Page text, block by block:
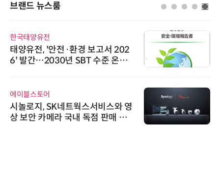
브랜드 뉴스룸
한국태양유전
태양유전, '안전·환경 보고서 202
6' 발간…2030년 SBT 수준 온실
에이블스토어
시놀로지, SK네트웍스서비스와 영
상 보안 카메라 국내 독점 판매 파